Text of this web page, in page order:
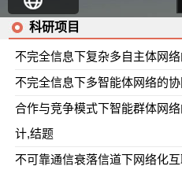
科研项目
不完全信息下复杂多自主体网
不完全信息下多智能体网络的
合作与竞争模式下智能群体网
计,结题
不可靠通信衰落信道下网络化